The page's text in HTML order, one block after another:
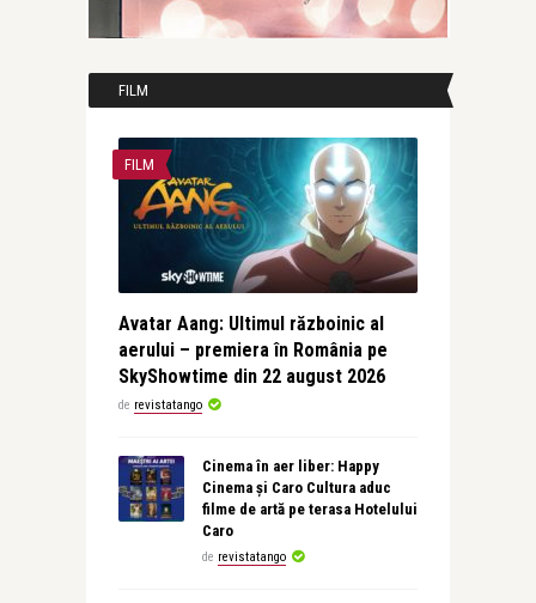
FILM
FILM
Avatar Aang: Ultimul războinic al
aerului – premiera în România pe
SkyShowtime din 22 august 2026
de revistatango
Cinema în aer liber: Happy
Cinema și Caro Cultura aduc
filme de artă pe terasa Hotelului
Caro
de revistatango